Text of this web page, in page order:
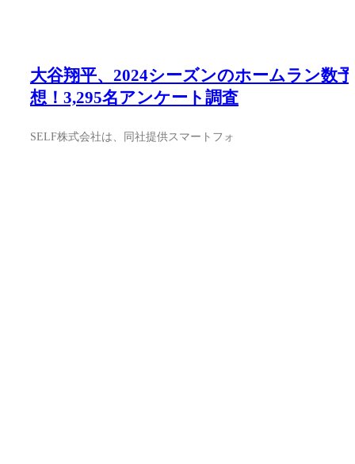
大谷翔平、2024シーズンのホームラン数予
想！3,295名アンケート調査
SELF株式会社は、同社提供スマートフォ